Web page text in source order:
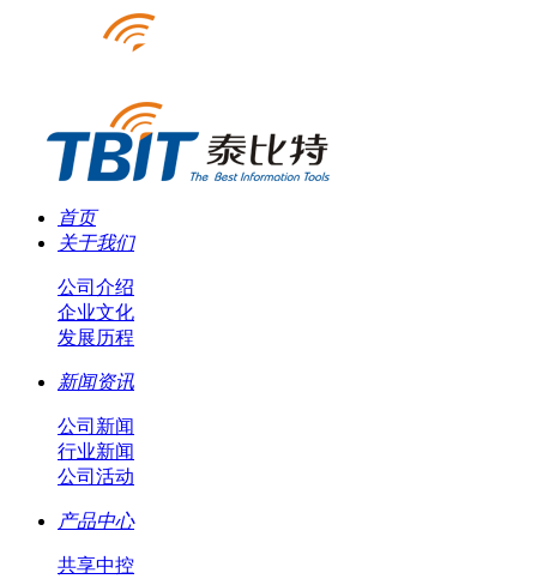
首页
关于我们
公司介绍
企业文化
发展历程
新闻资讯
公司新闻
行业新闻
公司活动
产品中心
共享中控